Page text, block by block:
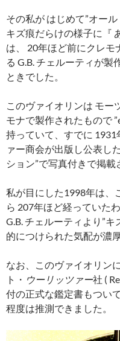
その私が はじめて”オー
キズ痕だらけの様子に『
は、 20年ほど前にクレ
る G.B. チェルーティが製
ときでした。
このヴァイオリンは モー
モナで製作されたもので
持っていて、すでに
ァー商会が出版し公表し
ション”で写真付きで掲載
私が目にした1998年は、
ら 207年ほど経っていた
G.B. チェルーティより”
的につけられた気配が濃
なお、このヴァイオリン
ト・ ウーリッツァー社 (
付の正式な鑑定書もつい
程度は推測できました。